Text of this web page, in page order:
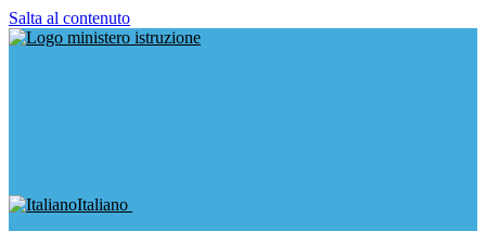
Salta al contenuto
Italiano